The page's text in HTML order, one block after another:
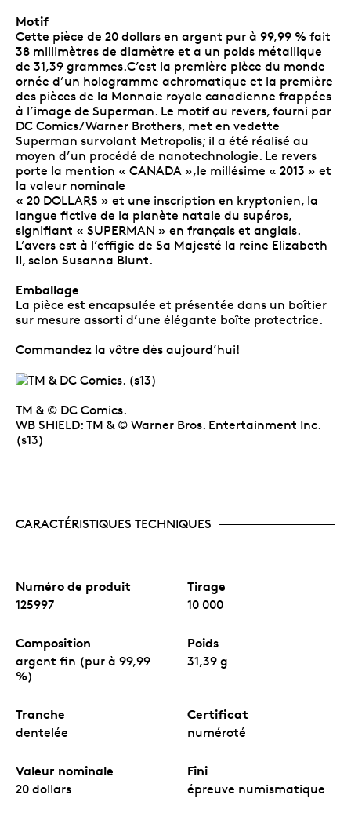
Motif
Cette pièce de 20 dollars en argent pur à 99,99 % fait
38 millimètres de diamètre et a un poids métallique
de 31,39 grammes.C’est la première pièce du monde
ornée d’un hologramme achromatique et la première
des pièces de la Monnaie royale canadienne frappées
à l’image de Superman. Le motif au revers, fourni par
DC Comics/Warner Brothers, met en vedette
Superman survolant Metropolis; il a été réalisé au
moyen d’un procédé de nanotechnologie. Le revers
porte la mention « CANADA »,le millésime « 2013 » et
la valeur nominale
« 20 DOLLARS » et une inscription en kryptonien, la
langue fictive de la planète natale du supéros,
signifiant « SUPERMAN » en français et anglais.
L’avers est à l’effigie de Sa Majesté la reine Elizabeth
II, selon Susanna Blunt.
Emballage
La pièce est encapsulée et présentée dans un boîtier
sur mesure assorti d’une élégante boîte protectrice.
Commandez la vôtre dès aujourd’hui!
TM & © DC Comics.
WB SHIELD: TM & © Warner Bros. Entertainment Inc.
(s13)
CARACTÉRISTIQUES TECHNIQUES
Numéro de produit
125997
Tirage
10 000
Composition
argent fin (pur à 99,99
%)
Poids
31,39 g
Tranche
dentelée
Certificat
numéroté
Valeur nominale
20 dollars
Fini
épreuve numismatique